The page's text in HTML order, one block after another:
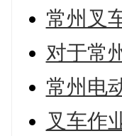
常州叉
对于常
常州电
叉车作